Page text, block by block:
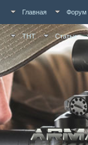
Главная Форум
ТНТ Статьи